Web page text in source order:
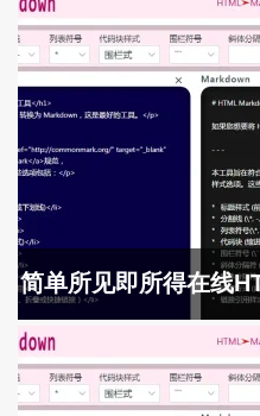
简单所见即所得在线